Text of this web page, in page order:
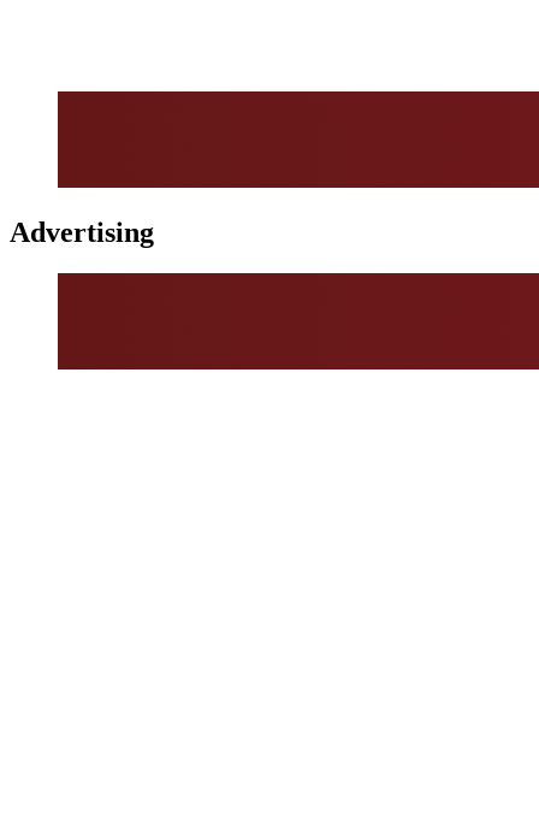
Advertising